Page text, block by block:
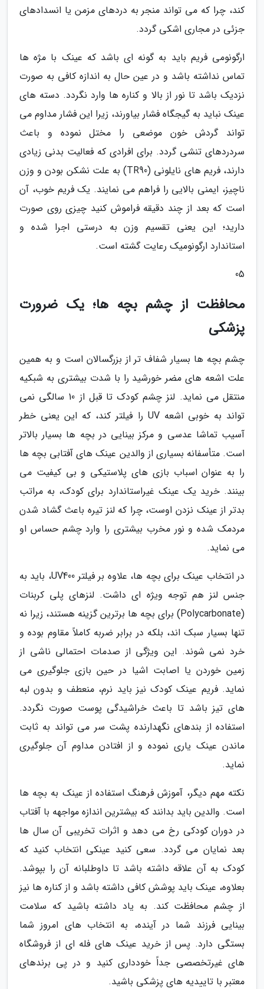
کند، چرا که می تواند منجر به دردهای مزمن یا انسدادهای
جزئی در مجاری اشکی گردد.
ارگونومی فریم باید به گونه ای باشد که عینک با مژه ها
تماس نداشته باشد و در عین حال به اندازه کافی به صورت
نزدیک باشد تا نور از بالا و کناره ها وارد نگردد. دسته های
عینک نباید به گیجگاه فشار بیاورند، زیرا این فشار مداوم می
تواند گردش خون موضعی را مختل نموده و باعث
سردردهای تنشی گردد. برای افرادی که فعالیت بدنی زیادی
دارند، فریم های نایلونی (TR90) به علت نشکن بودن و وزن
ناچیز، ایمنی بالایی را فراهم می نمایند. یک فریم خوب، آن
است که بعد از چند دقیقه فراموش کنید چیزی روی صورت
دارید؛ این یعنی تقسیم وزن به درستی اجرا شده و
استاندارد ارگونومیک رعایت گشته است.
05
محافظت از چشم بچه ها؛ یک ضرورت
پزشکی
چشم بچه ها بسیار شفاف تر از بزرگسالان است و به همین
علت اشعه های مضر خورشید را با شدت بیشتری به شبکیه
منتقل می نماید. لنز چشم کودک تا قبل از 10 سالگی نمی
تواند به خوبی اشعه UV را فیلتر کند، که این یعنی خطر
آسیب تماشا عدسی و مرکز بینایی در بچه ها بسیار بالاتر
است. متأسفانه بسیاری از والدین عینک های آفتابی بچه ها
را به عنوان اسباب بازی های پلاستیکی و بی کیفیت می
بینند. خرید یک عینک غیراستاندارد برای کودک، به مراتب
بدتر از عینک نزدن اوست، چرا که لنز تیره باعث گشاد شدن
مردمک شده و نور مخرب بیشتری را وارد چشم حساس او
می نماید.
در انتخاب عینک برای بچه ها، علاوه بر فیلتر UV400، باید به
جنس لنز هم توجه ویژه ای داشت. لنزهای پلی کربنات
(Polycarbonate) برای بچه ها برترین گزینه هستند، زیرا نه
تنها بسیار سبک اند، بلکه در برابر ضربه کاملاً مقاوم بوده و
خرد نمی شوند. این ویژگی از صدمات احتمالی ناشی از
زمین خوردن یا اصابت اشیا در حین بازی جلوگیری می
نماید. فریم عینک کودک نیز باید نرم، منعطف و بدون لبه
های تیز باشد تا باعث خراشیدگی پوست صورت نگردد.
استفاده از بندهای نگهدارنده پشت سر می تواند به ثابت
ماندن عینک یاری نموده و از افتادن مداوم آن جلوگیری
نماید.
نکته مهم دیگر، آموزش فرهنگ استفاده از عینک به بچه ها
است. والدین باید بدانند که بیشترین اندازه مواجهه با آفتاب
در دوران کودکی رخ می دهد و اثرات تخریبی آن سال ها
بعد نمایان می گردد. سعی کنید عینکی انتخاب کنید که
کودک به آن علاقه داشته باشد تا داوطلبانه آن را بپوشد.
بعلاوه، عینک باید پوشش کافی داشته باشد و از کناره ها نیز
از چشم محافظت کند. به یاد داشته باشید که سلامت
بینایی فرزند شما در آینده، به انتخاب های امروز شما
بستگی دارد. پس از خرید عینک های فله ای از فروشگاه
های غیرتخصصی جداً خودداری کنید و در پی برندهای
معتبر با تاییدیه های پزشکی باشید.